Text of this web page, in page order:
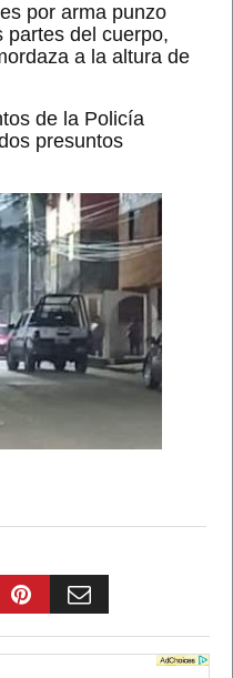
por arma punzo
partes del cuerpo,
a la altura de
de la Policía
presuntos